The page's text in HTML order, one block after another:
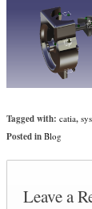
Tagged with: catia,
Posted in Blog
Leave a